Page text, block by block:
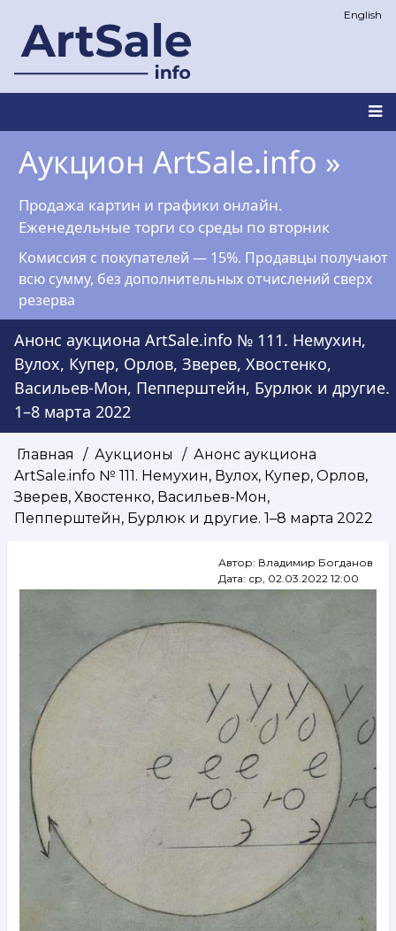
основному
English
Main
navigation
Аукцион ArtSale.info »
Продажа картин и графики онлайн.
Еженедельные торги со среды по вторник
Комиссия с покупателей — 15%. Продавцы получают
всю сумму, без дополнительных отчислений сверх
резерва
Анонс аукциона ArtSale.info № 111. Немухин,
Вулох, Купер, Орлов, Зверев, Хвостенко,
Васильев-Мон, Пепперштейн, Бурлюк и другие.
1–8 марта 2022
Строка
навигации
Главная Аукционы
Анонс аукциона
ArtSale.info № 111. Немухин, Вулох, Купер, Орлов,
Зверев, Хвостенко, Васильев-Мон,
Пепперштейн, Бурлюк и другие. 1–8 марта 2022
Автор: Владимир Богданов
Дата: ср, 02.03.2022 12:00